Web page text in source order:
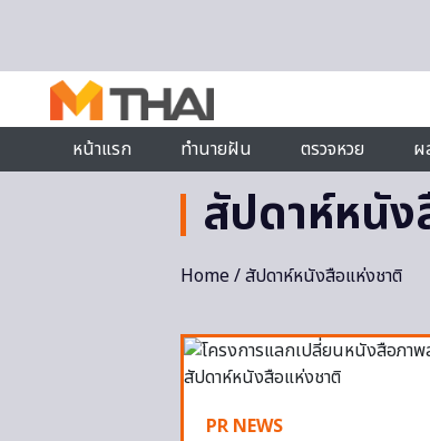
หน้าแรก
ทำนายฝัน ตรวจหวย ผ
สัปดาห์หนั
Home/ สัปดาห์หนังสือแห่งชาติ
PR NEWS